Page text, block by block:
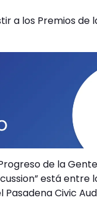
a los Premios
de la
está entre
Civic